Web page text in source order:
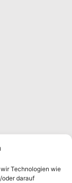
Technologien wie
oder darauf